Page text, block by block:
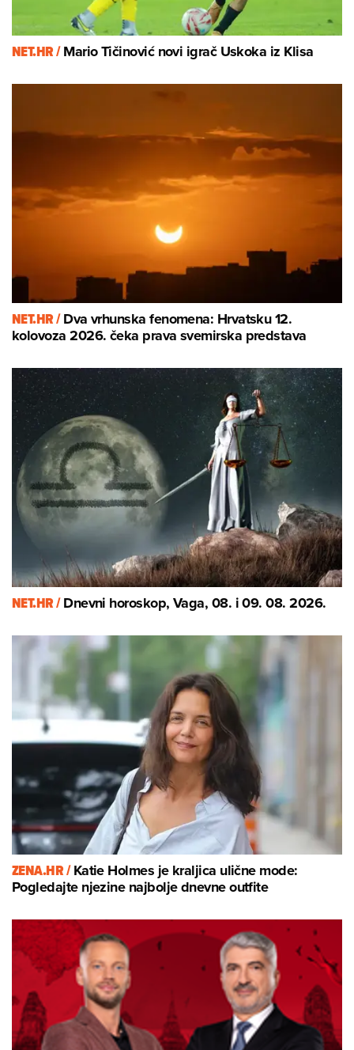
NET.HR /Mario Tičinović novi igrač Uskoka iz Klisa
NET.HR /Dva vrhunska fenomena: Hrvatsku 12.
kolovoza 2026. čeka prava svemirska predstava
NET.HR /Dnevni horoskop, Vaga, 08. i 09. 08. 2026.
ZENA.HR /Katie Holmes je kraljica ulične mode:
Pogledajte njezine najbolje dnevne outfite